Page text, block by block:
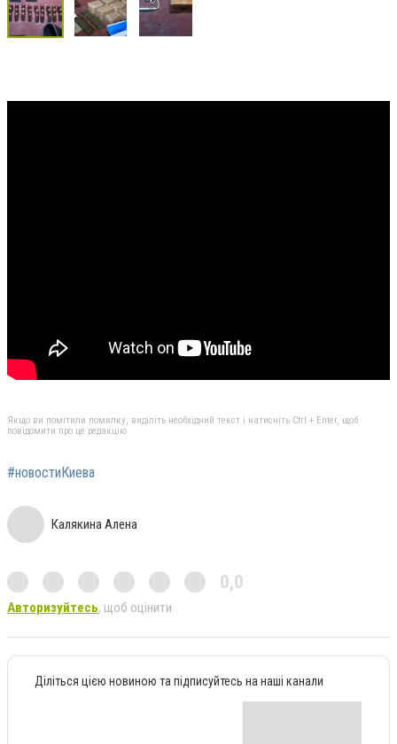
Якщо ви помітили помилку, виділіть необхідний текст і натисніть Ctrl + Enter, щоб
повідомити про це редакцію
#новостиКиева
Калякина Алена
0,0
Авторизуйтесь, щоб оцінити
Діліться цією новиною та підписуйтесь на наші канали